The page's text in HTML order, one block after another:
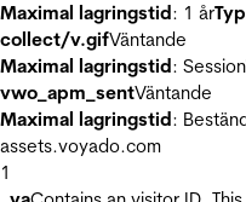
Maximal lagringstid: 1 årTyp
collect/v.gifVäntande
Maximal lagringstid: Session
vwo_apm_sentVäntande
Maximal lagringstid:
assets.voyado.com
1